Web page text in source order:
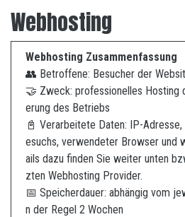
Webhosting
Webhosting Zusammenfassung
👥 Betroffene: Besucher der
🤝 Zweck: professionelles Hosting
erung des Betriebs
📓 Verarbeitete Daten: IP-
esuchs, verwendeter Browser und
ails dazu finden Sie weiter unten
zten Webhosting Provider.
📅 Speicherdauer: abhängig vom
n der Regel 2 Wochen